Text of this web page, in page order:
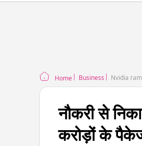
Home Business Nvidia
नौकरी से
करोड़ों के